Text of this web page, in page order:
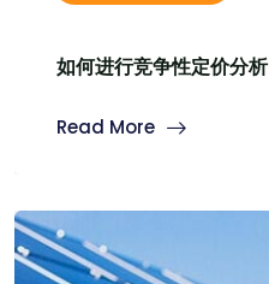
如何进行竞争性定价分析
Read More